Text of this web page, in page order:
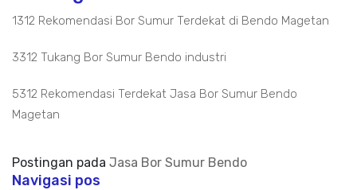
1312 Rekomendasi Bor Sumur Terdekat di Bendo Magetan
3312 Tukang Bor Sumur Bendo industri
5312 Rekomendasi Terdekat Jasa Bor Sumur Bendo
Magetan
Postingan pada Jasa Bor Sumur Bendo
Navigasi pos